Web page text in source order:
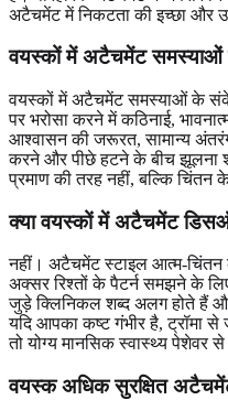
अटैचमेंट में निकटता की इच्छा और
वयस्कों में अटैचमेंट
वयस्कों में अटैचमेंट समस्याओं के
पर भरोसा करने में कठिनाई,
आश्वासन की जरूरत, सामान्य
करने और पीछे हटने के बीच झूलना
प्रमाण की तरह नहीं, बल्कि चिंतन
क्या वयस्कों में अटैचमेंट
नहीं। अटैचमेंट स्टाइल आत्म-चिंतन
अक्सर रिश्तों के पैटर्न समझने के
जुड़े क्लिनिकल शब्द अलग होते हैं
यदि आपका कष्ट गंभीर है, ट्रॉमा से
तो योग्य मानसिक स्वास्थ्य पेशेवर
वयस्क अधिक सुरक्षित